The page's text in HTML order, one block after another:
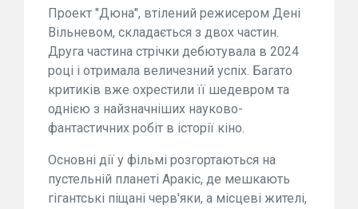
Проект "Дюна", втілений режисером Дені
Вільневом, складається з двох частин.
Друга частина стрічки дебютувала в 2024
році і отримала величезний успіх. Багато
критиків вже охрестили її шедевром та
однією з найзначніших науково-
фантастичних робіт в історії кіно.
Основні дії у фільмі розгортаються на
пустельній планеті Аракіс, де мешкають
гігантські піщані черв'яки, а місцеві жителі,